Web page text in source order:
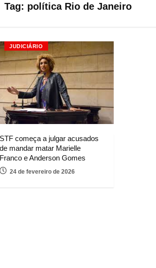
Tag: política Rio de Janeiro
JUDICIÁRIO
STF começa a julgar acusados
de mandar matar Marielle
Franco e Anderson Gomes
24 de fevereiro de 2026